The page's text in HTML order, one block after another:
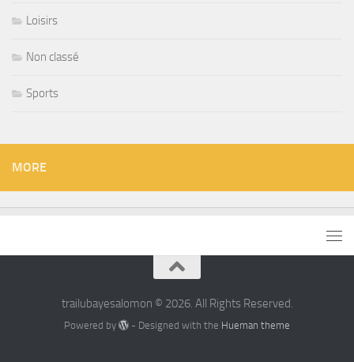
Loisirs
Non classé
Sports
MORE
trailubayesalomon © 2026. All Rights Reserved.
Powered by - Designed with the Hueman theme